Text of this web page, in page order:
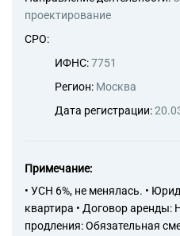
проектирование
СРО:
ИФНС:7751
Регион: Москва
Дата регистрации:
Примечание:
• УСН 6%, не менялась. •
квартира • Договор аренды:
продления: Обязательная